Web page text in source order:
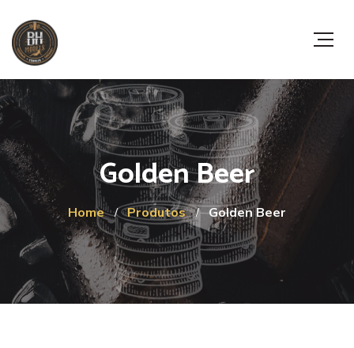
Golden Beer
Home Produtos Golden Beer